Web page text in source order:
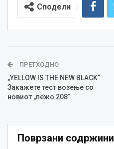
Сподели
ПРЕТХОДНО
„YELLOW IS THE NEW BLACK“
Закажете тест возење со
новиот „пежо 208“
Поврзани содржини